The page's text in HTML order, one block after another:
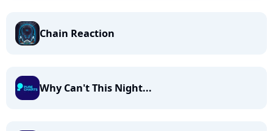
Chain Reaction
Why Can't This Night...